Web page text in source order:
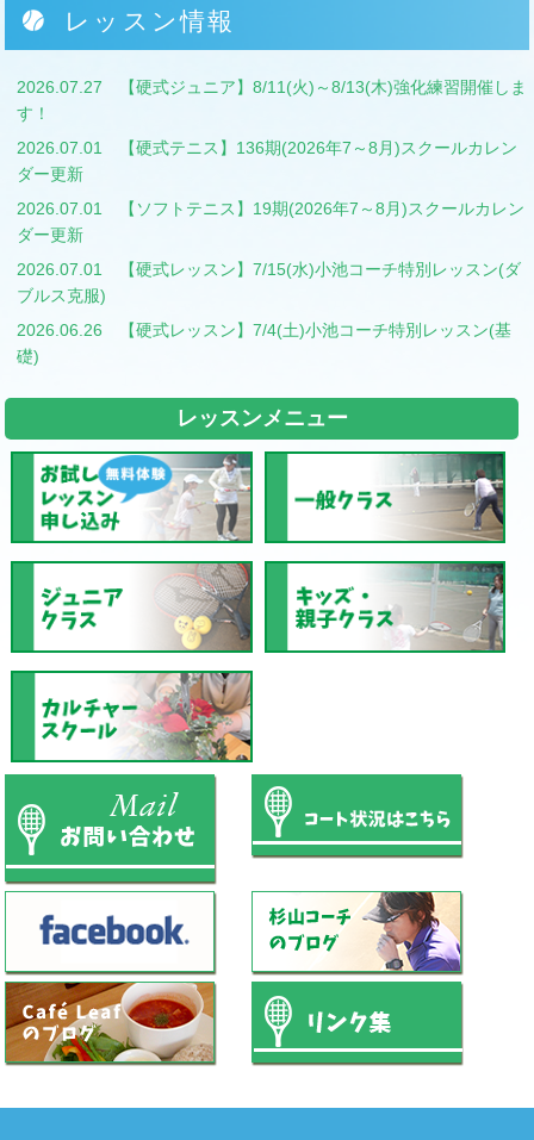
レッスン情報
2026.07.27
【硬式ジュニア】8/11(火)～8/13(木)強化練習開催しま
す！
2026.07.01
【硬式テニス】136期(2026年7～8月)スクールカレン
ダー更新
2026.07.01
【ソフトテニス】19期(2026年7～8月)スクールカレン
ダー更新
2026.07.01
【硬式レッスン】7/15(水)小池コーチ特別レッスン(ダ
ブルス克服)
2026.06.26
【硬式レッスン】7/4(土)小池コーチ特別レッスン(基
礎)
レッスンメニュー